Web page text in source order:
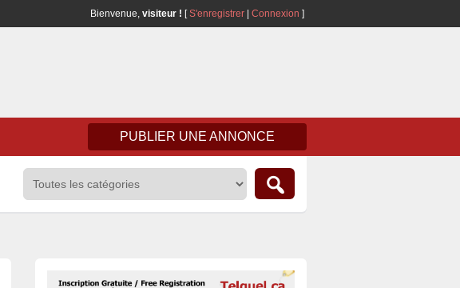
Bienvenue, visiteur ! [S'enregistrer Connexion ]
PUBLIER UNE ANNONCE